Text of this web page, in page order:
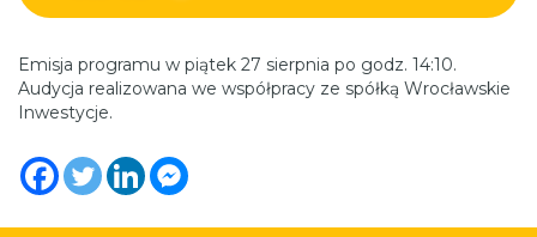
Emisja programu w piątek 27 sierpnia po godz. 14:10.
Audycja realizowana we współpracy ze spółką Wrocławskie
Inwestycje.